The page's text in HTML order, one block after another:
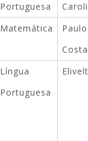
Portuguesa
Matemática
Paulo
Costa
Língua
Portuguesa